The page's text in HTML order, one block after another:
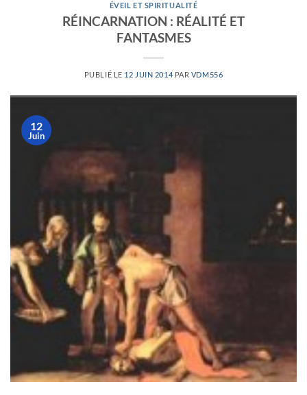
ÉVEIL ET SPIRITUALITÉ
RÉINCARNATION : RÉALITÉ ET
FANTASMES
PUBLIÉ LE 12 JUIN 2014 PAR VDM556
12
Juin